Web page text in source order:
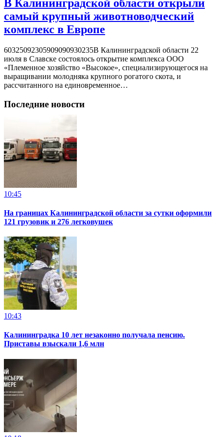
В Калининградской области открыли
самый крупный животноводческий
комплекс в Европе
60325092305909090930235В Калининградской области 22
июля в Славске состоялось открытие комплекса ООО
«Племенное хозяйство «Высокое», специализирующегося на
выращивании молодняка крупного рогатого скота, и
рассчитанного на единовременное…
Последние новости
10:45
На границах Калининградской области за сутки оформили
121 грузовик и 276 легковушек
10:43
Калининградка 10 лет незаконно получала пенсию.
Приставы взыскали 1,6 млн